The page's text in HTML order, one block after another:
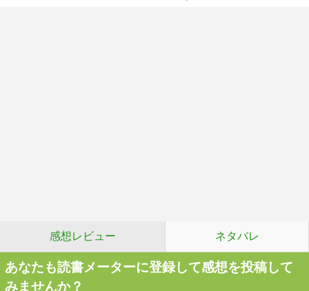
感想レビュー ネタバレ
あなたも読書メーターに登録して感想を投稿して
みませんか？